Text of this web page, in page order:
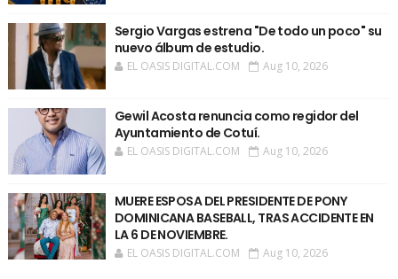
Sergio Vargas estrena "De todo un poco" su
nuevo álbum de estudio.
EL OASIS DIGITAL.COM Aug 10, 2026
Gewil Acosta renuncia como regidor del
Ayuntamiento de Cotuí.
EL OASIS DIGITAL.COM Aug 10, 2026
MUERE ESPOSA DEL PRESIDENTE DE PONY
DOMINICANA BASEBALL, TRAS ACCIDENTE EN
LA 6 DE NOVIEMBRE.
EL OASIS DIGITAL.COM Aug 10, 2026